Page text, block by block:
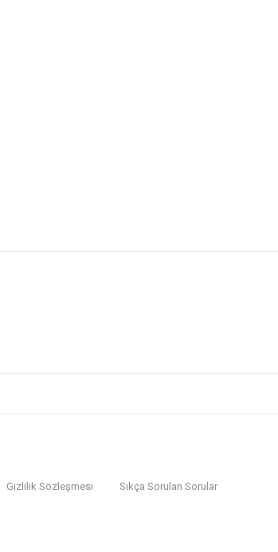
Gizlilik Sözleşmesi Sıkça Sorulan Sorular